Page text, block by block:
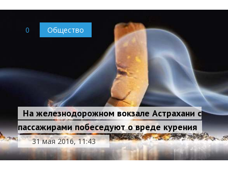
0 Общество
На железнодорожном вокзале Астрахани с
пассажирами побеседуют о вреде курения
31 мая 2016, 11:43